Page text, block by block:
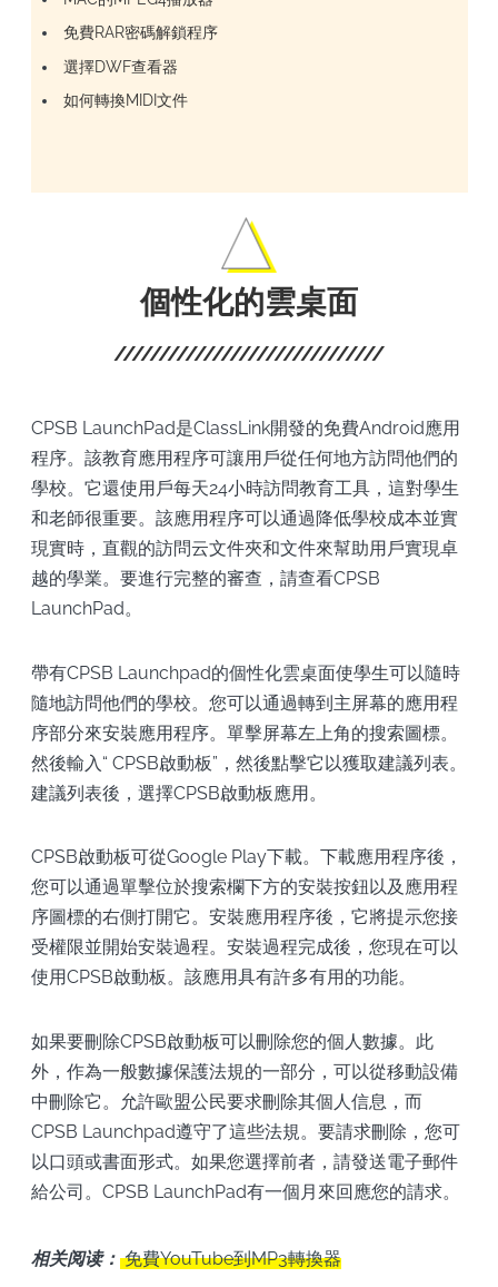
免費RAR密碼解鎖程序
選擇DWF查看器
如何轉換MIDI文件
個性化的雲桌面
CPSB LaunchPad是ClassLink開發的免費Android應用
程序。該教育應用程序可讓用戶從任何地方訪問他們的
學校。它還使用戶每天24小時訪問教育工具，這對學生
和老師很重要。該應用程序可以通過降低學校成本並實
現實時，直觀的訪問云文件夾和文件來幫助用戶實現卓
越的學業。要進行完整的審查，請查看CPSB
LaunchPad。
帶有CPSB Launchpad的個性化雲桌面使學生可以隨時
隨地訪問他們的學校。您可以通過轉到主屏幕的應用程
序部分來安裝應用程序。單擊屏幕左上角的搜索圖標。
然後輸入“ CPSB啟動板”，然後點擊它以獲取建議列表。
建議列表後，選擇CPSB啟動板應用。
CPSB啟動板可從Google Play下載。下載應用程序後，
您可以通過單擊位於搜索欄下方的安裝按鈕以及應用程
序圖標的右側打開它。安裝應用程序後，它將提示您接
受權限並開始安裝過程。安裝過程完成後，您現在可以
使用CPSB啟動板。該應用具有許多有用的功能。
如果要刪除CPSB啟動板可以刪除您的個人數據。此
外，作為一般數據保護法規的一部分，可以從移動設備
中刪除它。允許歐盟公民要求刪除其個人信息，而
CPSB Launchpad遵守了這些法規。要請求刪除，您可
以口頭或書面形式。如果您選擇前者，請發送電子郵件
給公司。CPSB LaunchPad有一個月來回應您的請求。
相关阅读： 免費YouTube到MP3轉換器